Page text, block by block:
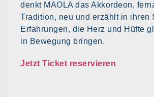
denkt MAOLA das Akkordeon,
Tradition, neu und erzählt in ihren
Erfahrungen, die Herz und Hüfte
in Bewegung bringen.
Jetzt Ticket reservieren